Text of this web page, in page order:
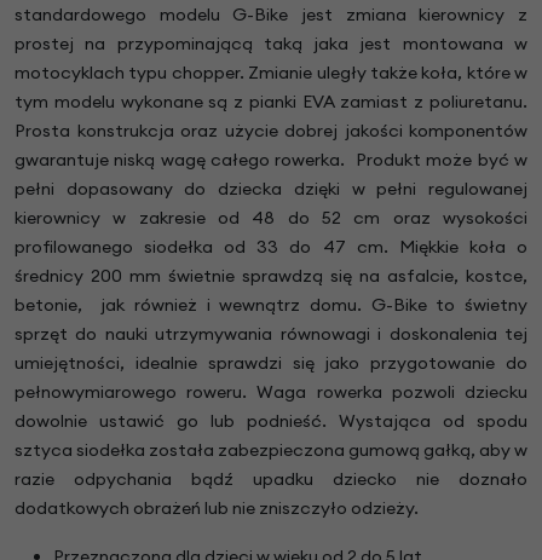
standardowego modelu G-Bike jest zmiana kierownicy z
prostej na przypominającą taką jaka jest montowana w
motocyklach typu chopper. Zmianie uległy także koła, które w
tym modelu wykonane są z pianki EVA zamiast z poliuretanu.
Prosta konstrukcja oraz użycie dobrej jakości komponentów
gwarantuje niską wagę całego rowerka. Produkt może być w
pełni dopasowany do dziecka dzięki w pełni regulowanej
kierownicy w zakresie od 48 do 52 cm oraz wysokości
profilowanego siodełka od 33 do 47 cm. Miękkie koła o
średnicy 200 mm świetnie sprawdzą się na asfalcie, kostce,
betonie, jak również i wewnątrz domu. G-Bike to świetny
sprzęt do nauki utrzymywania równowagi i doskonalenia tej
umiejętności, idealnie sprawdzi się jako przygotowanie do
pełnowymiarowego roweru. Waga rowerka pozwoli dziecku
dowolnie ustawić go lub podnieść. Wystająca od spodu
sztyca siodełka została zabezpieczona gumową gałką, aby w
razie odpychania bądź upadku dziecko nie doznało
dodatkowych obrażeń lub nie zniszczyło odzieży.